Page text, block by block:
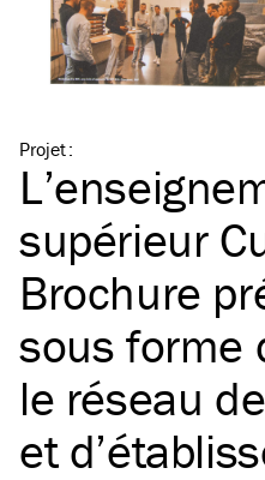
Projet:
supérieur
Brochure
sous forme
le réseau
et